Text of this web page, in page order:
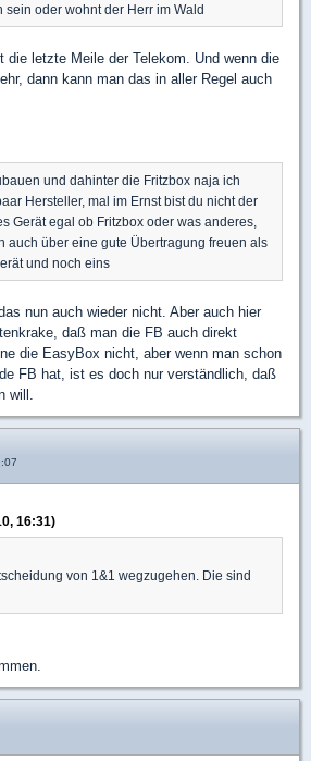
oder wohnt der Herr im Wald
die letzte Meile der Telekom. Und wenn die
dann kann man das in aller Regel auch
und dahinter die Fritzbox naja ich
Hersteller, mal im Ernst bist du nicht der
Gerät egal ob Fritzbox oder was anderes,
auch über eine gute Übertragung freuen als
und noch eins
nun auch wieder nicht. Aber auch hier
daß man die FB auch direkt
die EasyBox nicht, aber wenn man schon
FB hat, ist es doch nur verständlich, daß
will.
16:31)
von 1&1 wegzugehen. Die sind